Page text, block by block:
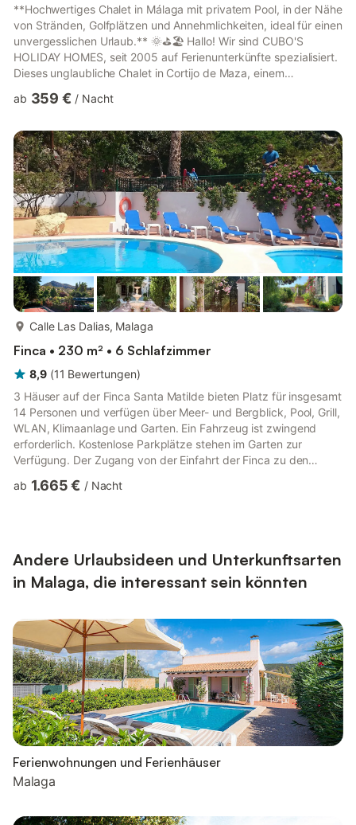
**Hochwertiges Chalet in Málaga mit privatem Pool, in der Nähe
von Stränden, Golfplätzen und Annehmlichkeiten, ideal für einen
unvergesslichen Urlaub.** 🌞⛳🏖️ Hallo! Wir sind CUBO'S
HOLIDAY HOMES, seit 2005 auf Ferienunterkünfte spezialisiert.
Dieses unglaubliche Chalet in Cortijo de Maza, einem
Kombination aus **Privatsphäre** und **Komfort**. Nur 2 km
km vom Parador Málaga Golf entfernt ist es ein ideales Reiseziel
für Liebhaber von Meer und Golf. Zudem verfügt es übe...
ab 359 € / Nacht
Calle Las Dalias, Malaga
Finca • 230 m² • 6 Schlafzimmer
8,9 (11 Bewertungen)
3 Häuser auf der Finca Santa Matilde bieten Platz für insgesamt
14 Personen und verfügen über Meer- und Bergblick, Pool, Grill,
WLAN, Klimaanlage und Garten. Ein Fahrzeug ist zwingend
erforderlich. Kostenlose Parkplätze stehen im Garten zur
Verfügung. Der Zugang von der Einfahrt der Finca zu den
unbeleuchteten und abschüssigen Weg. Taxis fahren diesen
ab 1.665 € / Nacht
Andere Urlaubsideen und Unterkunftsarten
in Malaga, die interessant sein könnten
Ferienwohnungen und Ferienhäuser
Malaga